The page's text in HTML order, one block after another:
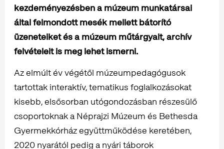
kezdeményezésben a múzeum munkatársai
által felmondott mesék mellett bátorító
üzeneteiket és a múzeum műtárgyait, archív
felvételeit is meg lehet ismerni.
Az elmúlt év végétől múzeumpedagógusok
tartottak interaktív, tematikus foglalkozásokat
kisebb, elsősorban utógondozásban részesülő
csoportoknak a Néprajzi Múzeum és Bethesda
Gyermekkórház együttműködése keretében,
2020 nyarától pedig a nyári táborok